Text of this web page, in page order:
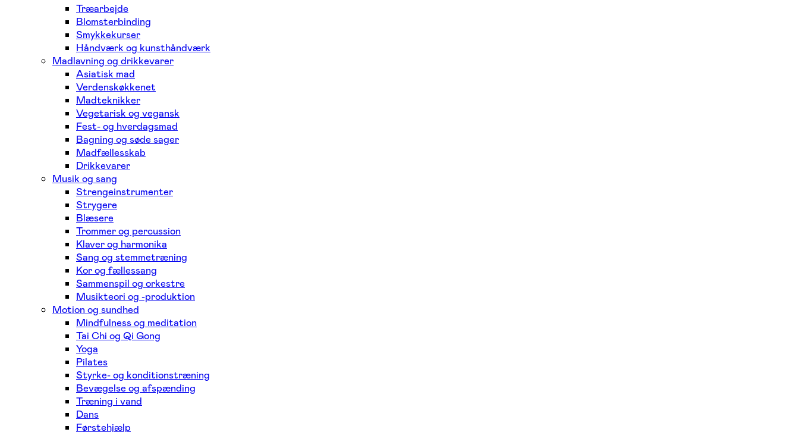
Træarbejde
Blomsterbinding
Smykkekurser
Håndværk og kunsthåndværk
Madlavning og drikkevarer
Asiatisk mad
Verdenskøkkenet
Madteknikker
Vegetarisk og vegansk
Fest- og hverdagsmad
Bagning og søde sager
Madfællesskab
Drikkevarer
Musik og sang
Strengeinstrumenter
Strygere
Blæsere
Trommer og percussion
Klaver og harmonika
Sang og stemmetræning
Kor og fællessang
Sammenspil og orkestre
Musikteori og -produktion
Motion og sundhed
Mindfulness og meditation
Tai Chi og Qi Gong
Yoga
Pilates
Styrke- og konditionstræning
Bevægelse og afspænding
Træning i vand
Dans
Førstehjælp